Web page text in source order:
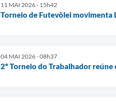
11 MAI 2026 - 15h42
Torneio de Futevôlei movimenta
04 MAI 2026 - 08h37
2º Torneio do Trabalhador